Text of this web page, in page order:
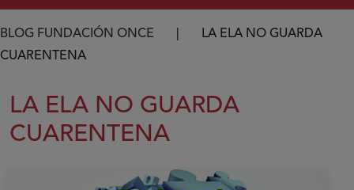
Ruta de navegación
BLOG FUNDACIÓN ONCE
LA ELA NO GUARDA
CUARENTENA
LA ELA NO GUARDA
CUARENTENA